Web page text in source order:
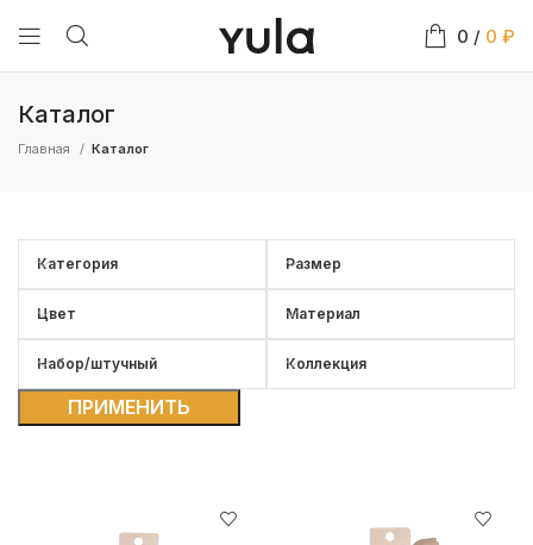
0 / 0 ₽
Каталог
Главная Каталог
Категория Размер
Цвет Материал
Набор/штучный Коллекция
ПРИМЕНИТЬ